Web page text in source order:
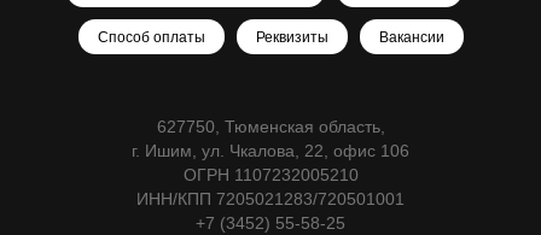
Способ оплаты Реквизиты Вакансии
627750, Тюменская область,
г. Ишим, ул. Чкалова, 22, офис 106
ОГРН 1107232005210
ИНН/КПП 7205021283/720501001
+7 (3452) 55-58-25